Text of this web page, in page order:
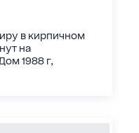
в кирпичном
на
1988 г,